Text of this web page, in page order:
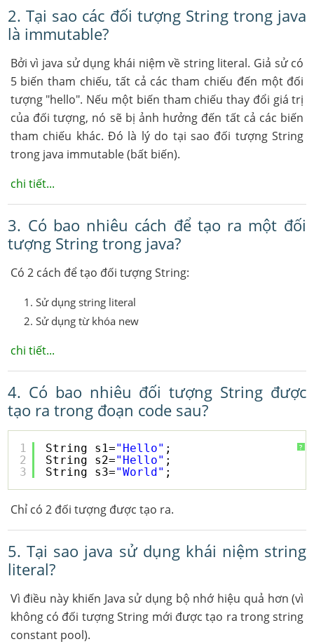
2. Tại sao các đối tượng String trong java
là immutable?
Bởi vì java sử dụng khái niệm về string literal. Giả sử có
5 biến tham chiếu, tất cả các tham chiếu đến một đối
tượng "hello". Nếu một biến tham chiếu thay đổi giá trị
của đối tượng, nó sẽ bị ảnh hưởng đến tất cả các biến
tham chiếu khác. Đó là lý do tại sao đối tượng String
trong java immutable (bất biến).
chi tiết...
3. Có bao nhiêu cách để tạo ra một đối
tượng String trong java?
Có 2 cách để tạo đối tượng String:
Sử dụng string literal
Sử dụng từ khóa new
chi tiết...
4. Có bao nhiêu đối tượng String được
tạo ra trong đoạn code sau?
?
1
2
3
String s1="Hello" ;
String s2="Hello" ;
String s3="World" ;
Chỉ có 2 đối tượng được tạo ra.
5. Tại sao java sử dụng khái niệm string
literal?
Vì điều này khiến Java sử dụng bộ nhớ hiệu quả hơn (vì
không có đối tượng String mới được tạo ra trong string
constant pool).